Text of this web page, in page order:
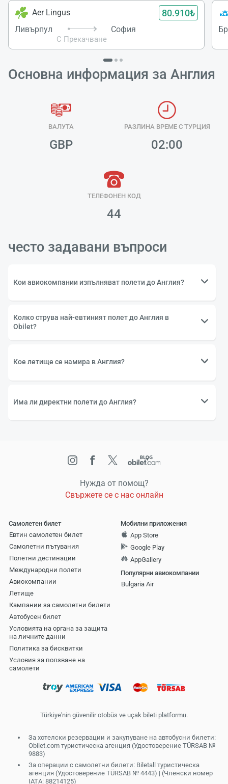
Aer Lingus 80.910₺
Ливърпул
С Прекачване
София
Основна информация за Англия
ВАЛУТА
GBP
РАЗЛИНА ВРЕМЕ С ТУРЦИЯ
02:00
ТЕЛЕФОНЕН КОД
44
често задавани въпроси
Кои авиокомпании изпълняват полети до Англия?
Колко струва най-евтиният полет до Англия в
Obilet?
Кое летище се намира в Англия?
Има ли директни полети до Англия?
Нужда от помощ?
Свържете се с нас онлайн
Самолетен билет
Евтин самолетен билет
Самолетни пътувания
Полетни дестинации
Международни полети
Авиокомпании
Летище
Кампании за самолетни билети
Автобусен билет
Условията на органа за защита
на личните данни
Политика за бисквитки
Условия за ползване на
самолети
Мобилни приложения
App Store
Google Play
AppGallery
Популярни авиокомпании
Bulgaria Air
Türkiye'nin güvenilir otobüs ve uçak bileti platformu.
За хотелски резервации и закупуване на автобусни билети:
Obilet.com туристическа агенция (Удостоверение TÜRSAB №
9883)
За операции с самолетни билети: Biletall туристическа
агенция (Удостоверение TÜRSAB № 4443) | (Членски номер
IATA: 88214125)